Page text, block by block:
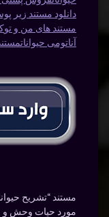
دانلود مستند زیر
مستند های من و تو
آناتومی حیوانات
مستند “تشریح
مورد حیات وحش و